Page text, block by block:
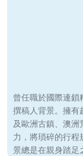
曾任職於國際連
撰稿人背景。擁有
及歐洲古鎮、澳
力，將瑣碎的行
景總是在親身踏足